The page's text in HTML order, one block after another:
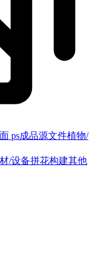
ps成品源文件植物/
/设备拼花构建其他